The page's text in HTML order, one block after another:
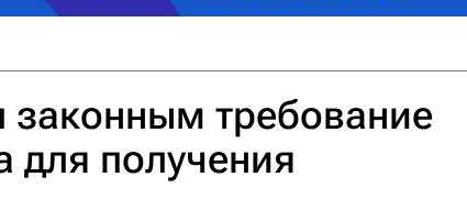
требование
для получения